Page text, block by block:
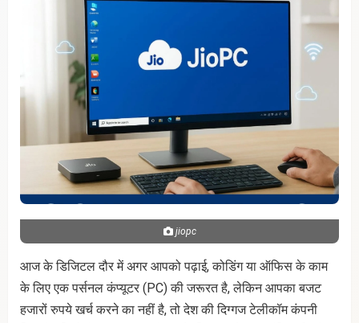
jiopc
आज के डिजिटल दौर में अगर आपको पढ़ाई, कोडिंग या ऑफिस के काम
के लिए एक पर्सनल कंप्यूटर (PC) की जरूरत है, लेकिन आपका बजट
हजारों रुपये खर्च करने का नहीं है, तो देश की दिग्गज टेलीकॉम कंपनी